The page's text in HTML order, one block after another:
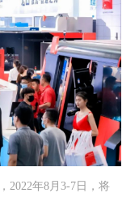
2022年8月3-7日，将